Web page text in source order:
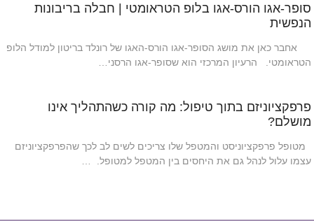
סופר-אגו הורס-אגו בלופ הטראומטי | חבלה בריבונות
הנפשית
אחבר כאן את מושג הסופר-אגו הורס-האגו של רונלד בריטון למודל הלופ
הטראומטי. הרעיון המרכזי הוא שסופר-אגו הרסני…
פרפקציוניזם בתוך טיפול: מה קורה כשהתהליך אינו
מושלם?
מטופל פרפקציוניסט והמטפל שלו צריכים לשים לב לכך שהפרפקציוניזם
עצמו עלול לנהל גם את היחסים בין המטפל למטופל. …